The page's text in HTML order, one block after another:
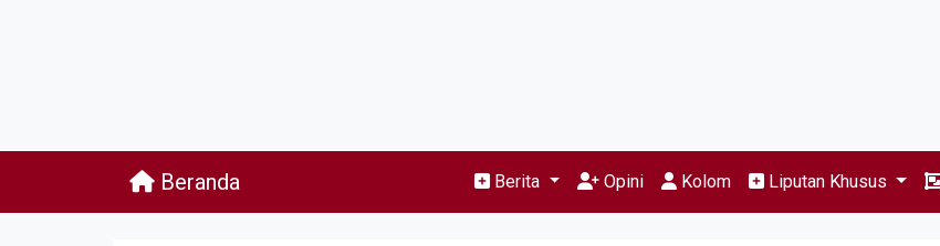
Beranda Berita Opini Kolom Liputan Khusus